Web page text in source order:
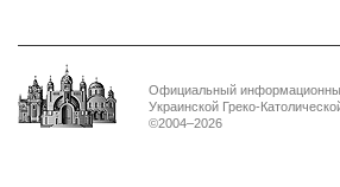
Официальный
Украинской Греко-
©2004–2026